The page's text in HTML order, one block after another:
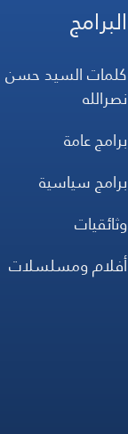
البرامج
كلمات السيد حسن
نصرالله
برامج عامة
برامج سياسية
وثائقيات
أفلام ومسلسلات